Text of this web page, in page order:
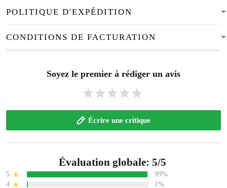
POLITIQUE D'EXPÉDITION
CONDITIONS DE FACTURATION
Soyez le premier à rédiger un avis
Écrire une critique
Évaluation globale: 5/5
5
99%
4
1%